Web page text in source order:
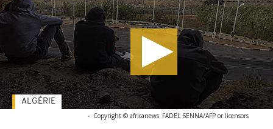
- Copyright © africanews FADEL SENNA/AFP or licensors
ALGÉRIE